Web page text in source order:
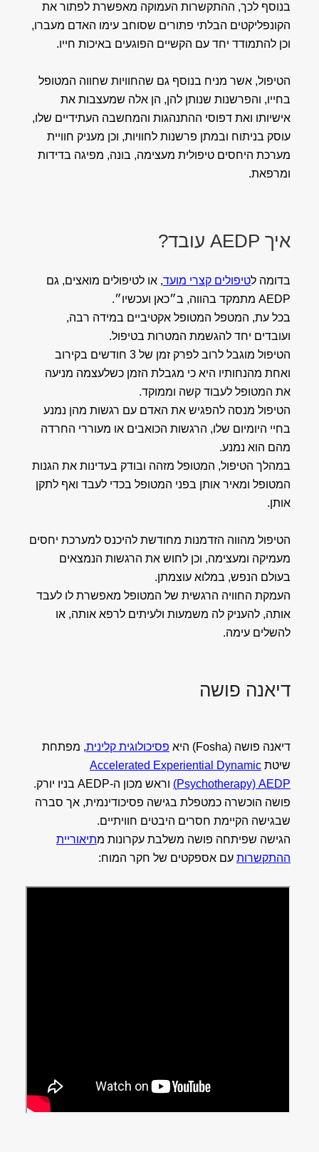
בנוסף לכך, ההתקשרות העמוקה מאפשרת לפתור את
הקונפליקטים הבלתי פתורים שסוחב עימו האדם מעברו,
וכן להתמודד יחד עם הקשיים הפוגעים באיכות חייו.
הטיפול, אשר מניח בנוסף גם שהחוויות שחווה המטופל
בחייו, והפרשנות שנותן להן, הן אלה שמעצבות את
אישיותו ואת דפוסי ההתנהגות והמחשבה העתידיים שלו,
עוסק בניתוח ובמתן פרשנות לחוויות, וכן מעניק חוויית
מערכת היחסים טיפולית מעצימה, בונה, מפיגה בדידות
ומרפאת.
איך AEDP עובד?
בדומה לטיפולים קצרי מועד, או לטיפולים מואצים, גם
AEDP מתמקד בהווה, ב״כאן ועכשיו״.
בכל עת, המטפל המטופל אקטיביים במידה רבה,
ועובדים יחד להגשמת המטרות בטיפול.
הטיפול מוגבל לרוב לפרק זמן של 3 חודשים בקירוב
ואחת מהנחותיו היא כי מגבלת הזמן כשלעצמה מניעה
את המטופל לעבוד קשה וממוקד.
הטיפול מנסה להפגיש את האדם עם רגשות מהן נמנע
בחיי היומיום שלו, הרגשות הכואבים או מעוררי החרדה
מהם הוא נמנע.
במהלך הטיפול, המטופל מזהה ובודק בעדינות את הגנות
המטופל ומאיר אותן בפני המטופל בכדי לעבד ואף לתקן
אותן.
הטיפול מהווה הזדמנות מחודשת להיכנס למערכת יחסים
מעמיקה ומעצימה, וכן לחוש את הרגשות הנמצאים
בעולם הנפש, במלוא עוצמתן.
העמקת החוויה הרגשית של המטופל מאפשרת לו לעבד
אותה, להעניק לה משמעות ולעיתים לרפא אותה, או
להשלים עימה.
דיאנה פושה
דיאנה פושה (Fosha) היא פסיכולוגית קלינית, מפתחת
שיטת Accelerated Experiential Dynamic
Psychotherapy) AEDP)
וראש מכון ה-AEDP בניו יורק.
פושה הוכשרה כמטפלת בגישה פסיכודינמית, אך סברה
שבגישה הקיימת חסרים היבטים חוויתיים.
הגישה שפיתחה פושה משלבת עקרונות מתיאוריית
ההתקשרות עם אספקטים של חקר המוח: